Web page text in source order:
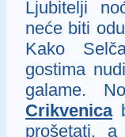
Ljubitelji
neće biti
Kako
gostima
galame.
Crikvenica
prošetati,